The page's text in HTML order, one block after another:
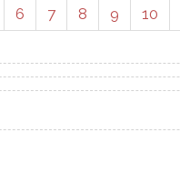
6 7 8 9 10